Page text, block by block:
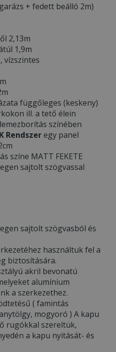
+ fedett beálló 2m)
2,13m
1,9m
vízszintes
függőleges (keskeny)
ill. a tető élein
színében
Rendszeregy panel
színe MATT FEKETE
sajtolt szögvassal
sajtolt szögvasból és
használtuk fel a
biztosítására.
akril bevonatú
alumínium
a szerkezethez.
( famintás
mogyoró ) A kapu
rugókkal szereltük,
a kapu nyitását- és